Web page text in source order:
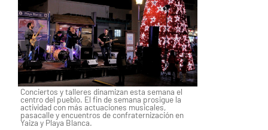
Conciertos y talleres dinamizan esta semana el
centro del pueblo. El fin de semana prosigue la
actividad con más actuaciones musicales,
pasacalle y encuentros de confraternización en
Yaiza y Playa Blanca.